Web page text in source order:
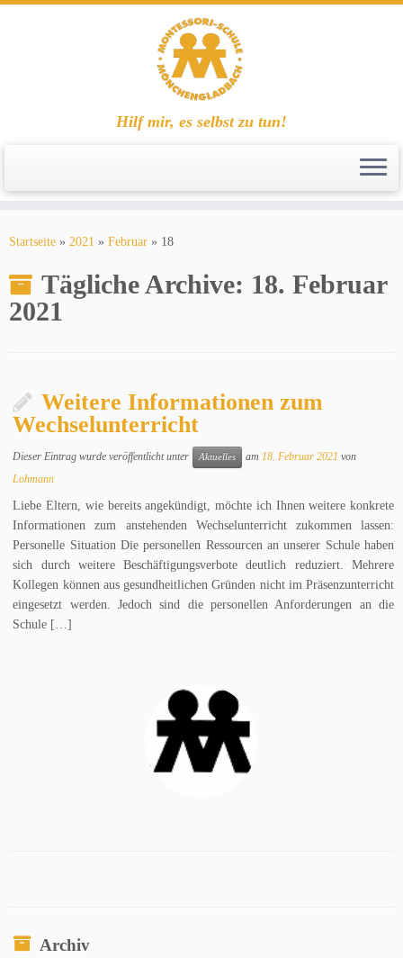
Inhalt
Hilf mir, es selbst zu tun!
Startseite » 2021 » Februar » 18
Tägliche Archive: 18. Februar
2021
Weitere Informationen zum
Wechselunterricht
Dieser Eintrag wurde veröffentlicht unter Aktuelles am 18. Februar 2021 von
Lohmann
Liebe Eltern, wie bereits angekündigt, möchte ich Ihnen weitere konkrete
Informationen zum anstehenden Wechselunterricht zukommen lassen:
Personelle Situation Die personellen Ressourcen an unserer Schule haben
sich durch weitere Beschäftigungsverbote deutlich reduziert. Mehrere
Kollegen können aus gesundheitlichen Gründen nicht im Präsenzunterricht
eingesetzt werden. Jedoch sind die personellen Anforderungen an die
Schule […]
Archiv